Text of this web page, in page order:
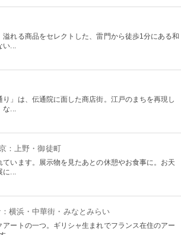
れる商品をセレクトした、雷門から徒歩1分にある和
い...
」は、伝通院に面した商店街。江戸のまちを再現し
な...
：上野・御徒町
います。展示物を見たあとの休憩やお食事に。お天
に...
横浜・中華街・みなとみらい
ートの一つ。ギリシャ生まれでフランス在住のアー